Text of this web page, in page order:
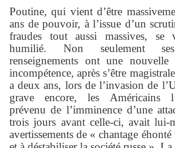
Poutine, qui vient d’être
ans de pouvoir, à l’issue d’un
fraudes tout aussi massives, se
humilié. Non seulement
renseignements ont une
incompétence, après s’être
a deux ans, lors de l’invasion de
grave encore, les Américains
prévenu de l’imminence d’une
trois jours avant celle-ci, avait lui-
avertissements de « chantage